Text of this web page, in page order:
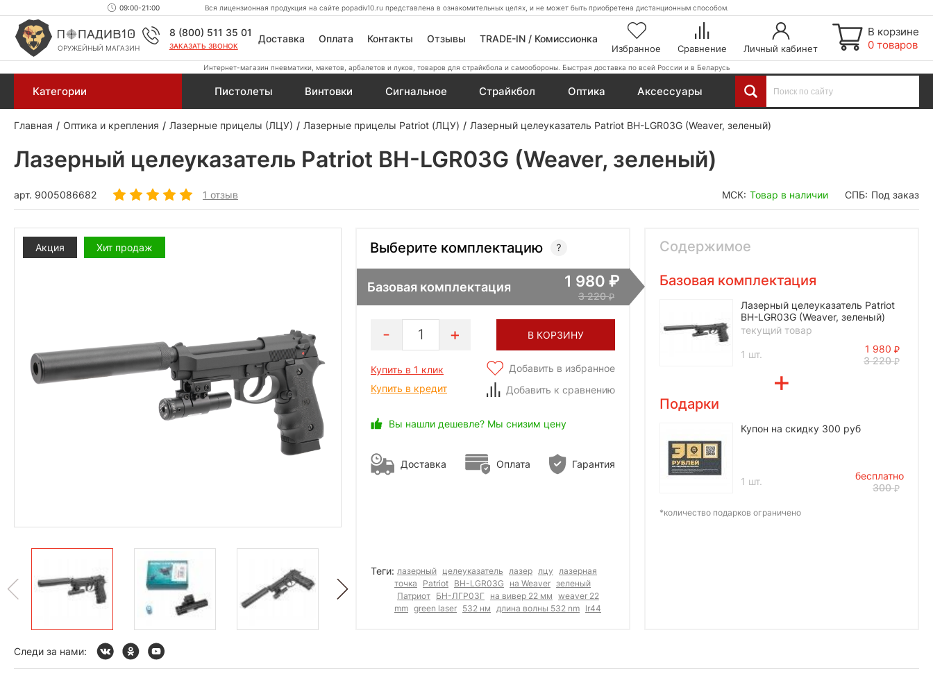
09:00-21:00 Вся лицензионная продукция на сайте popadiv10.ru представлена в ознакомительных целях, и не может быть приобретена дистанционным способом.
ОРУЖЕЙНЫЙ МАГАЗИН
8 (800) 511 35 01
ЗАКАЗАТЬ ЗВОНОК
Доставка Оплата Контакты Отзывы TRADE-IN / Комиссионка
Избранное Сравнение Личный кабинет
В корзине
0 товаров
Интернет-магазин пневматики, макетов, арбалетов и луков, товаров для страйкбола и самообороны. Быстрая доставка по всей России и в Беларусь
Категории Пистолеты Винтовки Сигнальное Страйкбол Оптика Аксессуары
Главная Оптика и крепления Лазерные прицелы (ЛЦУ) Лазерные прицелы Patriot (ЛЦУ) Лазерный целеуказатель Patriot BH-LGR03G (Weaver, зеленый)
Лазерный целеуказатель Patriot BH-LGR03G (Weaver, зеленый)
арт. 9005086682 1 отзыв МСК: Товар в наличии СПБ: Под заказ
Акция Хит продаж Выберите комплектацию
Базовая комплектация 1 980
3 220
1 В КОРЗИНУ
Купить в 1 клик
Купить в кредит
Добавить в избранное
Добавить к сравнению
Вы нашли дешевле? Мы снизим цену
Доставка Оплата Гарантия
Теги: лазерный целеуказатель лазер лцу
лазерная
точка
Patriot BH-LGR03G на Weaver зеленый
Патриот БН-ЛГР03Г на вивер 22 мм weaver 22
mm green laser 532 нм длина волны 532 nm lr44
Содержимое
Базовая комплектация
Лазерный целеуказатель Patriot
BH-LGR03G (Weaver, зеленый)
текущий товар
1 шт.
1 980
3 220
Подарки
Купон на скидку 300 руб
1 шт.
бесплатно
300
*количество подарков ограничено
Следи за нами: